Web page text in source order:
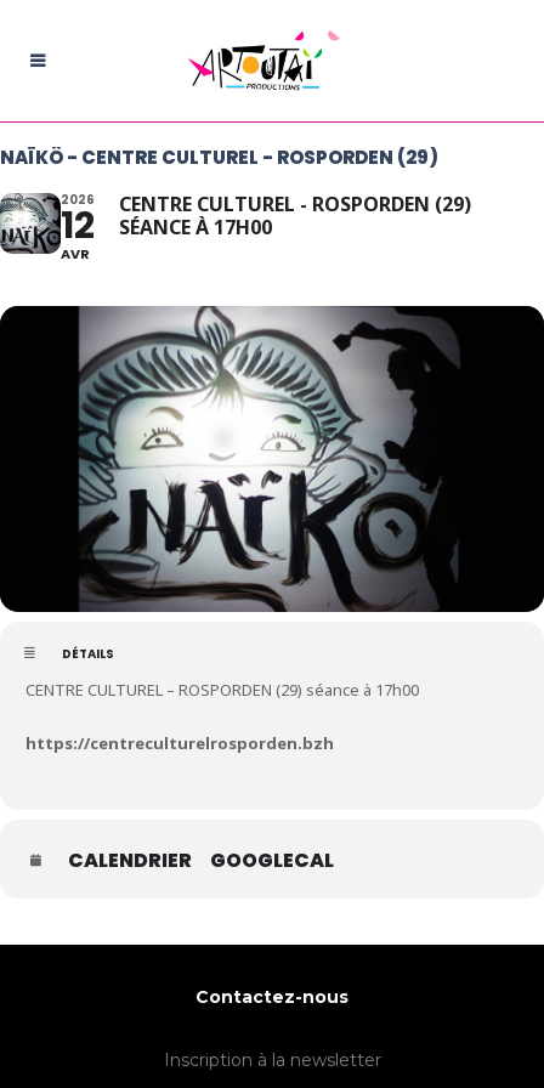
NAÏKÖ - CENTRE CULTUREL - ROSPORDEN (29)
2026
12
AVR
CENTRE CULTUREL - ROSPORDEN (29)
SÉANCE À 17H00
DÉTAILS
CENTRE CULTUREL – ROSPORDEN (29) séance à 17h00
https://centreculturelrosporden.bzh
CALENDRIER GOOGLECAL
Contactez-nous
Inscription à la newsletter